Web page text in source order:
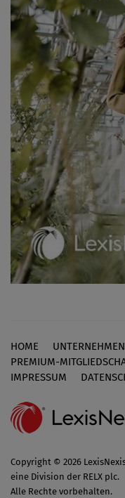
Footer
HOME UNTERNEHMEN
PREMIUM-
IMPRESSUM
Copyright © 2026
eine Division der RELX plc.
Alle Rechte vorbehalten.